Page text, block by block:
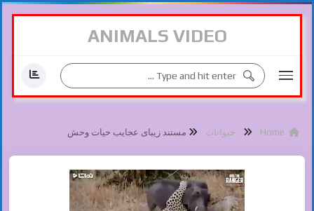
ANIMALS VIDEO
حیوانات مستند زیبای عجایب حیات وحش